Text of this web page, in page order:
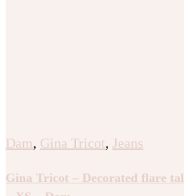
Dam, Gina Tricot, Jeans
Gina Tricot – Decorated flare